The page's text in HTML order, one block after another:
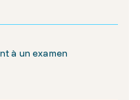
à un examen